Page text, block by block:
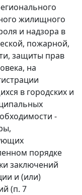
жилищного
и надзора в
пожарной,
защиты прав
на
в городских и
-
порядке
заключений
и (или)
(п. 7